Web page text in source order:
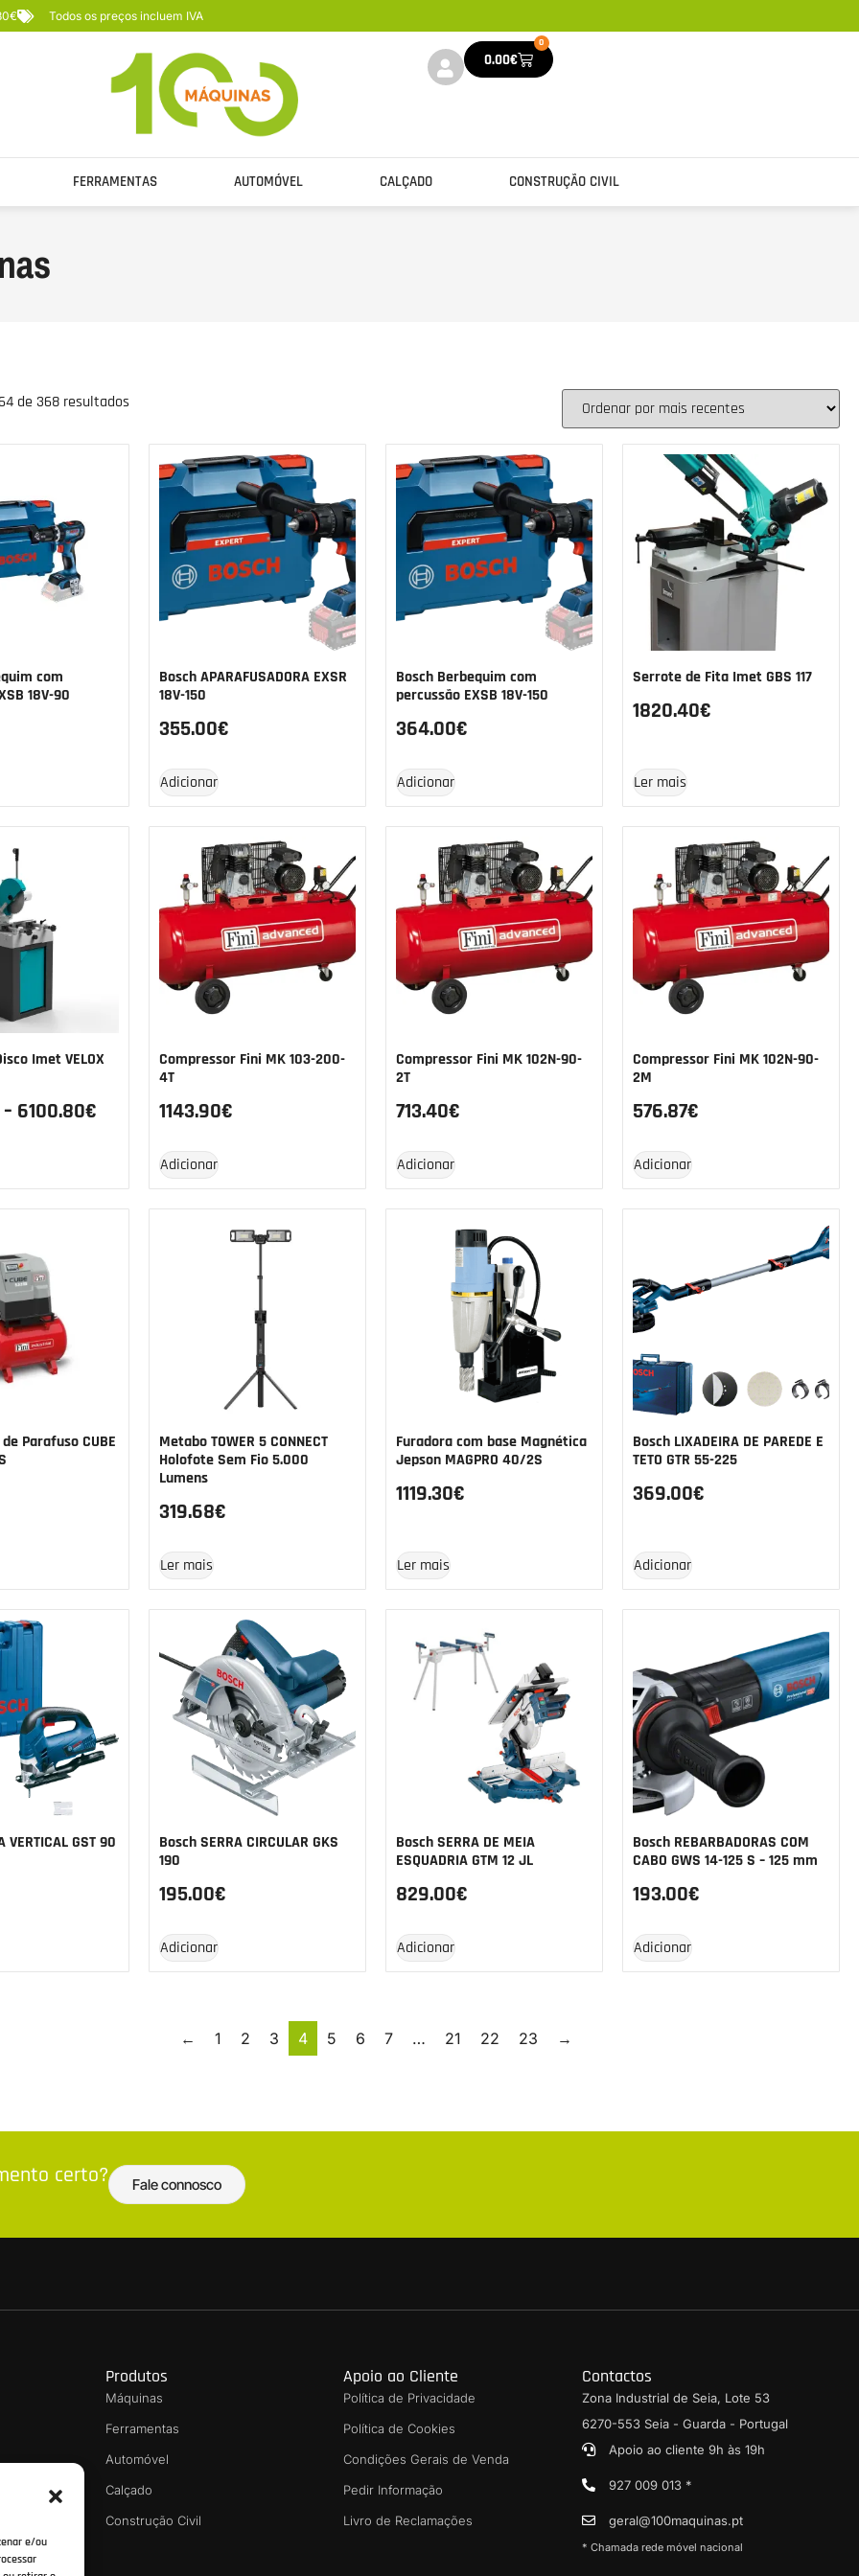
e/ou
Todos os preços incluem IVA
0.00€
0
FERRAMENTAS AUTOMÓVEL CALÇADO CONSTRUÇÃO CIVIL
de 368 resultados
com
18V-90
Bosch APARAFUSADORA EXSR
18V-150
355.00€
Adicionar
Bosch Berbequim com
percussão EXSB 18V-150
364.00€
Adicionar
Serrote de Fita Imet GBS 117
1820.40€
Ler mais
Imet VELOX
– 6100.80€
Compressor Fini MK 103-200-
4T
1143.90€
Adicionar
Compressor Fini MK 102N-90-
2T
713.40€
Adicionar
Compressor Fini MK 102N-90-
2M
576.87€
Adicionar
Parafuso CUBE
Metabo TOWER 5 CONNECT
Holofote Sem Fio 5.000
Lumens
319.68€
Ler mais
Furadora com base Magnética
Jepson MAGPRO 40/2S
1119.30€
Ler mais
Bosch LIXADEIRA DE PAREDE E
TETO GTR 55-225
369.00€
Adicionar
VERTICAL GST 90
Bosch SERRA CIRCULAR GKS
190
195.00€
Adicionar
Bosch SERRA DE MEIA
ESQUADRIA GTM 12 JL
829.00€
Adicionar
Bosch REBARBADORAS COM
CABO GWS 14-125 S – 125 mm
193.00€
Adicionar
← 1 2 3 4 5 6 7 … 21 22 23 →
certo? Fale connosco
Produtos
Máquinas
Ferramentas
Automóvel
Calçado
Construção Civil
Apoio ao Cliente
Política de Privacidade
Política de Cookies
Condições Gerais de Venda
Pedir Informação
Livro de Reclamações
Contactos
Zona Industrial de Seia, Lote 53
6270-553 Seia - Guarda - Portugal
Apoio ao cliente 9h às 19h
927 009 013 *
geral@100maquinas.pt
* Chamada rede móvel nacional